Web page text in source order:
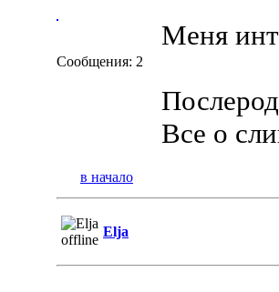
Сообщения: 2
Меня
Все о
в начало
Elja